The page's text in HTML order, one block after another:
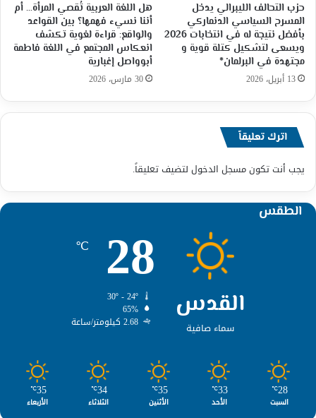
حزب التحالف الليبرالي يدخل
المسرح السياسي الدنماركي
بأفضل نتيجة له في انتخابات 2026
ويسعى لتشكيل كتلة قوية و
مجتهدة في البرلمان*
13 أبريل، 2026
هل اللغة العربية تُقصي المرأة… أم
أننا نسيء فهمها؟ بين القواعد
والواقع: قراءة لغوية تكشف
انعكاس المجتمع في اللغة فاطمة
أبوواصل إغبارية
30 مارس، 2026
اترك تعليقاً
يجب أنت تكونمسجل الدخول لتضيف تعليقاً.
الطقس
القدس
سماء صافية
28
℃
65%
2.68 كيلومتر/ساعة
28
℃
السبت
33
℃
الأحد
35
℃
الأثنين
34
℃
الثلاثاء
35
℃
الأربعاء